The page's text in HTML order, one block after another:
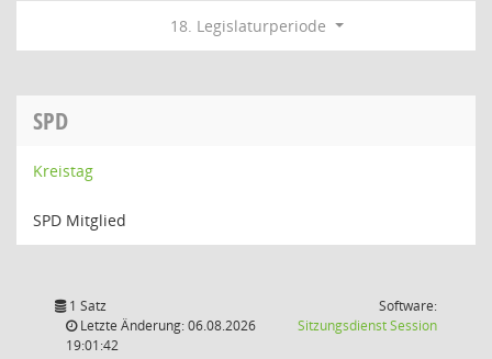
18. Legislaturperiode
SPD
Kreistag
SPD Mitglied
1 Satz
Letzte Änderung: 06.08.2026
19:01:42
Software:
SitzungsdienstSession(Wird in